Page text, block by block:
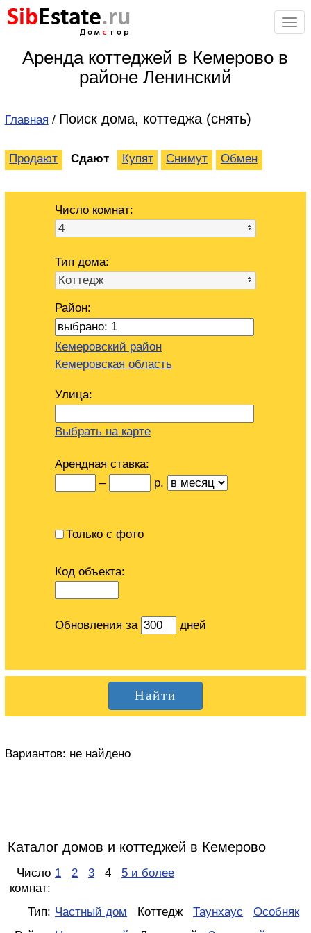
SibEstate.ru
стор
Аренда коттеджей в Кемерово в
районе Ленинский
Главная / Поиск дома, коттеджа (снять)
Продают Сдают Купят Снимут Обмен
Число комнат:
4
Тип дома:
Коттедж
Район:
Кемеровский район
Кемеровская область
Улица:
Выбрать на карте
Арендная ставка:
–
р.
Только с фото
Код объекта:
Обновления за дней
Вариантов: не найдено
Каталог домов и коттеджей в Кемерово
Число
комнат:
1 2 3 4 5 и более
Тип: Частный дом Коттедж Таунхаус
Особняк